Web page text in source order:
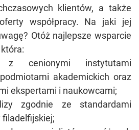
klientów, a także
współpracy. Na jaki jej
Otóż najlepsze wsparcie
z cenionymi instytutami
akademickich oraz
ekspertami i naukowcami;
zgodnie ze standardami